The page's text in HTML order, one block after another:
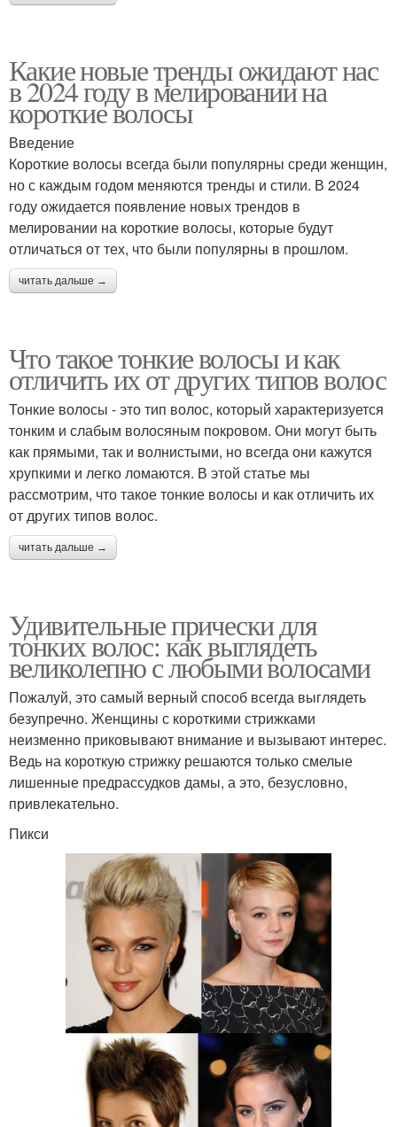
Какие новые тренды ожидают нас
в 2024 году в мелировании на
короткие волосы
Введение
Короткие волосы всегда были популярны среди женщин,
но с каждым годом меняются тренды и стили. В 2024
году ожидается появление новых трендов в
мелировании на короткие волосы, которые будут
отличаться от тех, что были популярны в прошлом.
читать дальше →
Что такое тонкие волосы и как
отличить их от других типов волос
Тонкие волосы - это тип волос, который характеризуется
тонким и слабым волосяным покровом. Они могут быть
как прямыми, так и волнистыми, но всегда они кажутся
хрупкими и легко ломаются. В этой статье мы
рассмотрим, что такое тонкие волосы и как отличить их
от других типов волос.
читать дальше →
Удивительные прически для
тонких волос: как выглядеть
великолепно с любыми волосами
Пожалуй, это самый верный способ всегда выглядеть
безупречно. Женщины с короткими стрижками
неизменно приковывают внимание и вызывают интерес.
Ведь на короткую стрижку решаются только смелые
лишенные предрассудков дамы, а это, безусловно,
привлекательно.
Пикси